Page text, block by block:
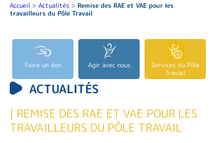
Accueil > Actualités > Remise des RAE et VAE pour les
travailleurs du Pôle Travail
Faire un don Agir avec nous
Services du Pôle
Travail
ACTUALITÉS
| REMISE DES RAE ET VAE POUR LES
TRAVAILLEURS DU PÔLE TRAVAIL